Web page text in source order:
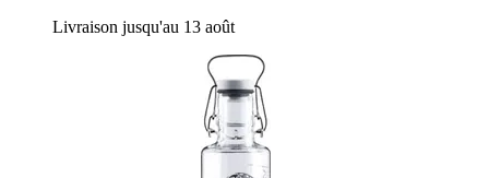
Livraison jusqu'au 13 août